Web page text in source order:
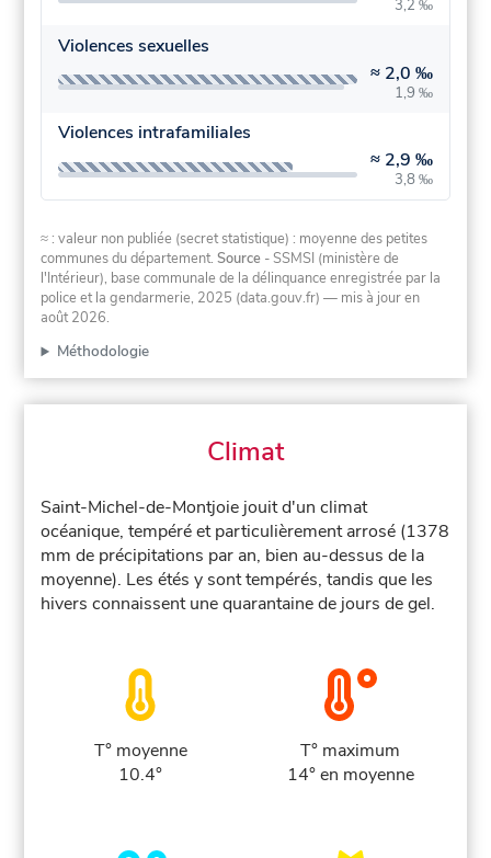
3,2 ‰
Violences sexuelles
≈ 2,0 ‰
1,9 ‰
Violences intrafamiliales
≈ 2,9 ‰
3,8 ‰
≈ : valeur non publiée (secret statistique) : moyenne des petites
communes du département.Source - SSMSI (ministère de
l'Intérieur), base communale de la délinquance enregistrée par la
police et la gendarmerie, 2025 (data.gouv.fr) — mis à jour en
août 2026.
Méthodologie
Climat
Saint-Michel-de-Montjoie jouit d'un climat
océanique, tempéré et particulièrement arrosé (1378
mm de précipitations par an, bien au-dessus de la
moyenne). Les étés y sont tempérés, tandis que les
hivers connaissent une quarantaine de jours de gel.
T° moyenne
10.4°
T° maximum
14° en moyenne